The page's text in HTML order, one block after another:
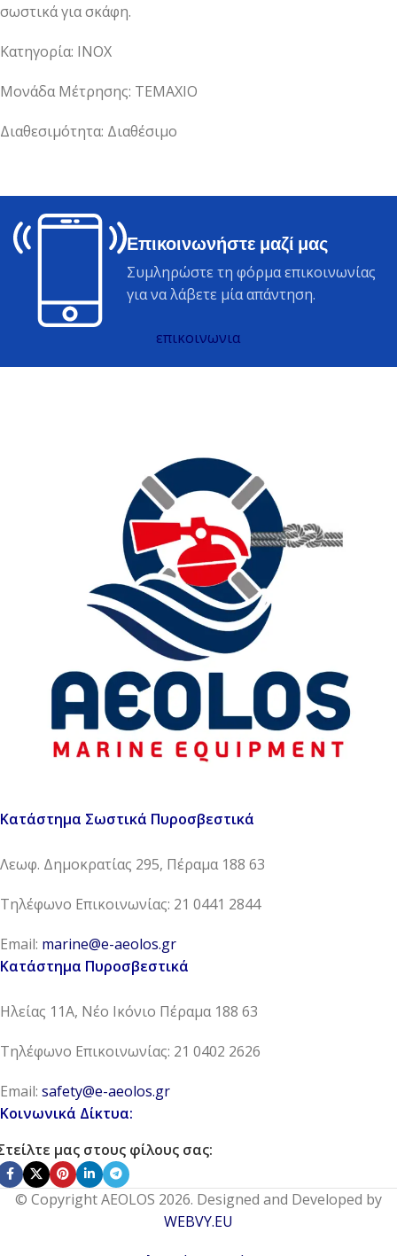
σωστικά για σκάφη.
Κατηγορία: INOX
Μονάδα Μέτρησης: ΤΕΜΑΧΙΟ
Διαθεσιμότητα: Διαθέσιμο
Επικοινωνήστε μαζί μας
Συμληρώστε τη φόρμα επικοινωνίας
για να λάβετε μία απάντηση.
επικοινωνια
Κατάστημα Σωστικά Πυροσβεστικά
Λεωφ. Δημοκρατίας 295, Πέραμα 188 63
Τηλέφωνο Επικοινωνίας: 21 0441 2844
Email: marine@e-aeolos.gr
Κατάστημα Πυροσβεστικά
Ηλείας 11Α, Νέο Ικόνιο Πέραμα 188 63
Τηλέφωνο Επικοινωνίας: 21 0402 2626
Email: safety@e-aeolos.gr
Κοινωνικά Δίκτυα:
μας στους φίλους σας:
© Copyright AEOLOS 2026. Designed and Developed by
WEBVY.EU